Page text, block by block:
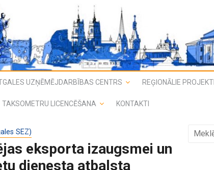
UZŅĒMĒJDARBĪBAS CENTRS REĢIONĀLIE PROJEKTI
TAKSOMETRU LICENCĒŠANA KONTAKTI
SEZ)
eksporta izaugsmei un
dienesta atbalsta